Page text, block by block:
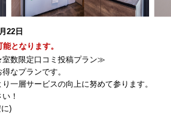
22日
となります。
数限定口コミ投稿プラン≫
なプランです。
一層サービスの向上に努めて参ります。
！
)